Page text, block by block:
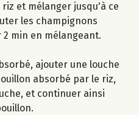
et mélanger jusqu'à ce
les champignons
min en mélangeant.
ajouter une louche
absorbé par le riz,
et continuer ainsi